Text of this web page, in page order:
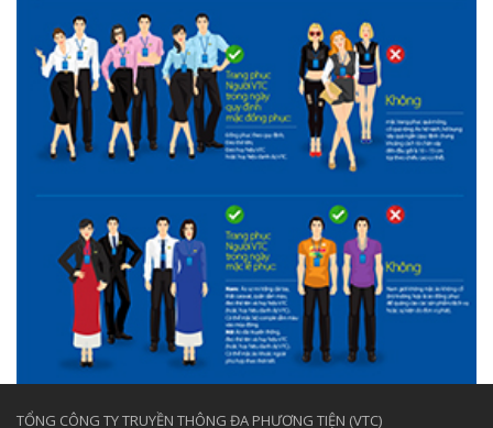
TỔNG CÔNG TY TRUYỀN THÔNG ĐA PHƯƠNG TIỆN (VTC)